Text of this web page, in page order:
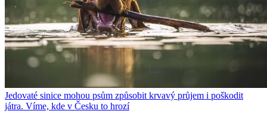
Jedovaté sinice mohou psům způsobit krvavý průjem i poškodit
játra. Víme, kde v Česku to hrozí